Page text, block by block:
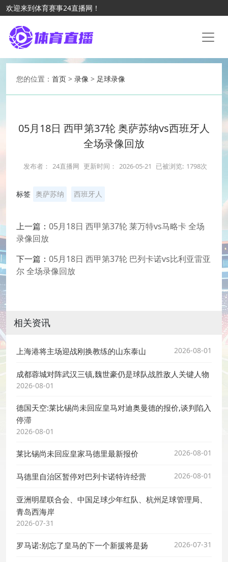
欢迎来到体育赛事24直播网！
您的位置： 首页 > 录像 > 足球录像
05月18日 西甲第37轮 奥萨苏纳vs西班牙人
全场录像回放
发布者： 24直播网 更新时间： 2026-05-21 已被浏览: 1798次
标签 奥萨苏纳 西班牙人
上一篇： 05月18日 西甲第37轮 莱万特vs马略卡 全场
录像回放
下一篇： 05月18日 西甲第37轮 巴列卡诺vs比利亚雷亚
尔 全场录像回放
相关资讯
上海港将主场迎战刚换教练的山东泰山 2026-08-01
成都蓉城对阵武汉三镇,魏世豪仍是球队战胜敌人关键人物
2026-08-01
德国天空:莱比锡尚未回应皇马对迪奥曼德的报价,谈判陷入
停滞
2026-08-01
莱比锡尚未回应皇家马德里最新报价 2026-08-01
马德里自治区暂停对巴列卡诺特许经营 2026-08-01
亚洲明星联合会、中国足球少年红队、杭州足球管理局、
青岛西海岸
2026-07-31
罗马诺:别忘了皇马的下一个新援将是扬 2026-07-31